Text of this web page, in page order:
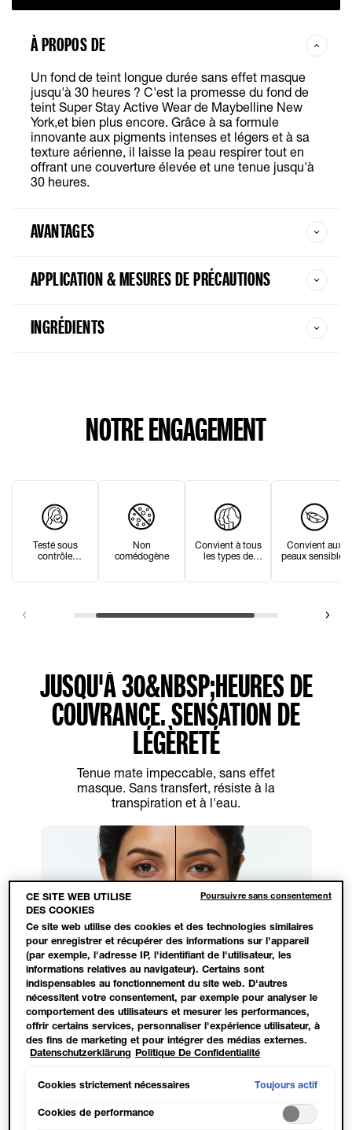
À PROPOS DE
Un fond de teint longue durée sans effet masque
jusqu'à 30 heures ? C'est la promesse du fond de
teint Super Stay Active Wear de Maybelline New
York,et bien plus encore. Grâce à sa formule
innovante aux pigments intenses et légers et à sa
texture aérienne, il laisse la peau respirer tout en
offrant une couverture élevée et une tenue jusqu'à
30 heures.
AVANTAGES
APPLICATION & MESURES DE PRÉCAUTIONS
INGRÉDIENTS
NOTRE ENGAGEMENT
Testé sous
contrôle
Non
comédogène
Convient à tous
les types de
Convient aux
peaux sensibles
JUSQU'À 30&NBSP;HEURES DE
COUVRANCE. SENSATION DE
LÉGÈRETÉ
Tenue mate impeccable, sans effet
masque. Sans transfert, résiste à la
transpiration et à l'eau.
DIAPORAMA
TOUTES LES NUANCES
CE SITE WEB UTILISE
DES COOKIES
Ce site web utilise des cookies et des technologies similaires
pour enregistrer et récupérer des informations sur l'appareil
(par exemple, l'adresse IP, l'identifiant de l'utilisateur, les
informations relatives au navigateur). Certains sont
indispensables au fonctionnement du site web. D'autres
nécessitent votre consentement, par exemple pour analyser le
comportement des utilisateurs et mesurer les performances,
offrir certains services, personnaliser l'expérience utilisateur, à
des fins de marketing et pour intégrer des médias externes.
Les cookies non indispensables peuvent être acceptés
consentement »). Il est également possible de personnaliser les
choix »). Vous pouvez modifier votre sélection à tout moment
en cliquant sur le lien « Paramètres des cookies ». Pour plus
Datenschutzerklärung Politique De Confidentialité
Cookies strictement nécessaires Toujours actif
Cookies de performance
Poursuivre sans consentement